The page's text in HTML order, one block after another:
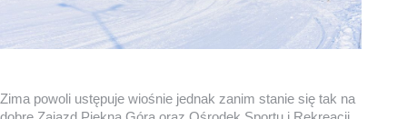
Zima powoli ustępuje wiośnie jednak zanim stanie się tak na